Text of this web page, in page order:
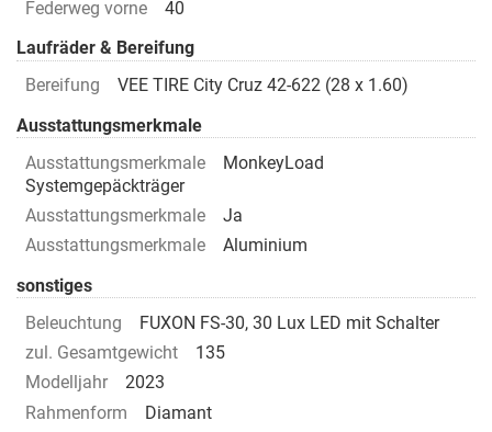
Federweg vorne
40
Laufräder & Bereifung
Bereifung
VEE TIRE City Cruz 42-622 (28 x 1.60)
Ausstattungsmerkmale
Ausstattungsmerkmale
MonkeyLoad
Systemgepäckträger
Ausstattungsmerkmale
Ja
Ausstattungsmerkmale
Aluminium
sonstiges
Beleuchtung
FUXON FS-30, 30 Lux LED mit Schalter
zul. Gesamtgewicht
135
Modelljahr
2023
Rahmenform
Diamant